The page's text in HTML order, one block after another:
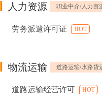
人力资源 职业中介/人力资
劳务派遣许可证 HOT
物流运输 道路运输/水路货
道路运输经营许可 HOT